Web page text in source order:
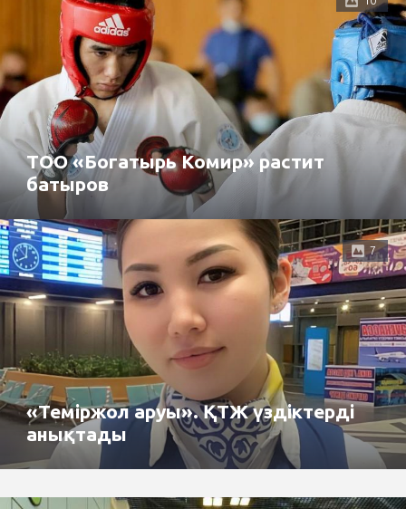
ТОО «Богатырь Комир» растит
батыров
7
«Теміржол аруы». ҚТЖ үздіктерді
анықтады